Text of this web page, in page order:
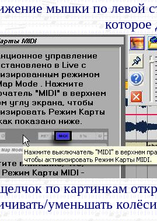
мышки по левой
которое
по картинкам
/уменьшать